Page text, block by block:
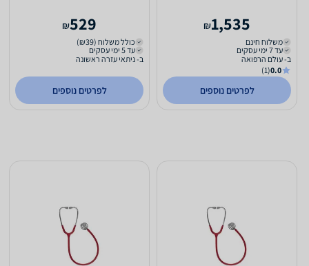
1,535
₪
משלוח חינם
עד 7 ימי עסקים
ב- עולם הרפואה
0.0
(1)
לפרטים נוספים
529
₪
כולל משלוח (₪39)
עד 5 ימי עסקים
ב- ניתאי עזרה ראשונה
לפרטים נוספים